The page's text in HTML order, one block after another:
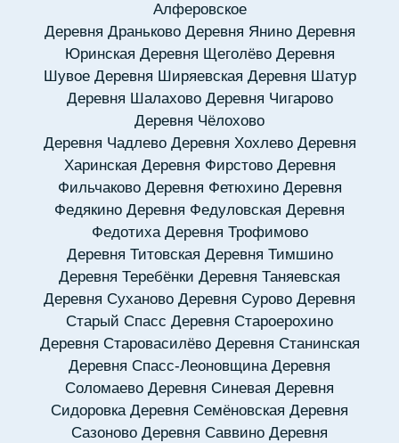
Алферовское
Деревня Драньково Деревня Янино Деревня
Юринская Деревня Щеголёво Деревня
Шувое Деревня Ширяевская Деревня Шатур
Деревня Шалахово Деревня Чигарово
Деревня Чёлохово
Деревня Чадлево Деревня Хохлево Деревня
Харинская Деревня Фирстово Деревня
Фильчаково Деревня Фетюхино Деревня
Федякино Деревня Федуловская Деревня
Федотиха Деревня Трофимово
Деревня Титовская Деревня Тимшино
Деревня Теребёнки Деревня Таняевская
Деревня Суханово Деревня Сурово Деревня
Старый Спасс Деревня Староерохино
Деревня Старовасилёво Деревня Станинская
Деревня Спасс-Леоновщина Деревня
Соломаево Деревня Синевая Деревня
Сидоровка Деревня Семёновская Деревня
Сазоново Деревня Саввино Деревня